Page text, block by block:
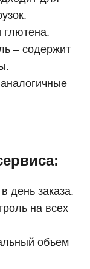
глютена.
– содержит
день заказа.
на всех
объем